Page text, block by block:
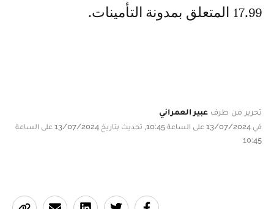
17.99 المتعلق بمدونة التأمينات.
تحرير من طرف عبير العمراني
في 13/07/2024 على الساعة 10:45, تحديث بتاريخ 13/07/2024 على الساعة
10:45